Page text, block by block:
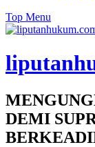
Top Menu
DEMI